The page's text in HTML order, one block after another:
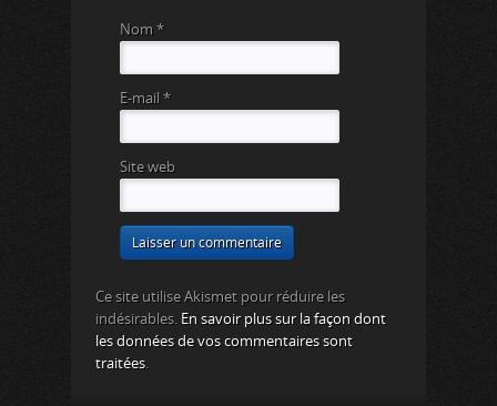
Nom *
E-mail *
Site web
Ce site utilise Akismet pour réduire les
indésirables. En savoir plus sur la façon dont
les données de vos commentaires sont
traitées